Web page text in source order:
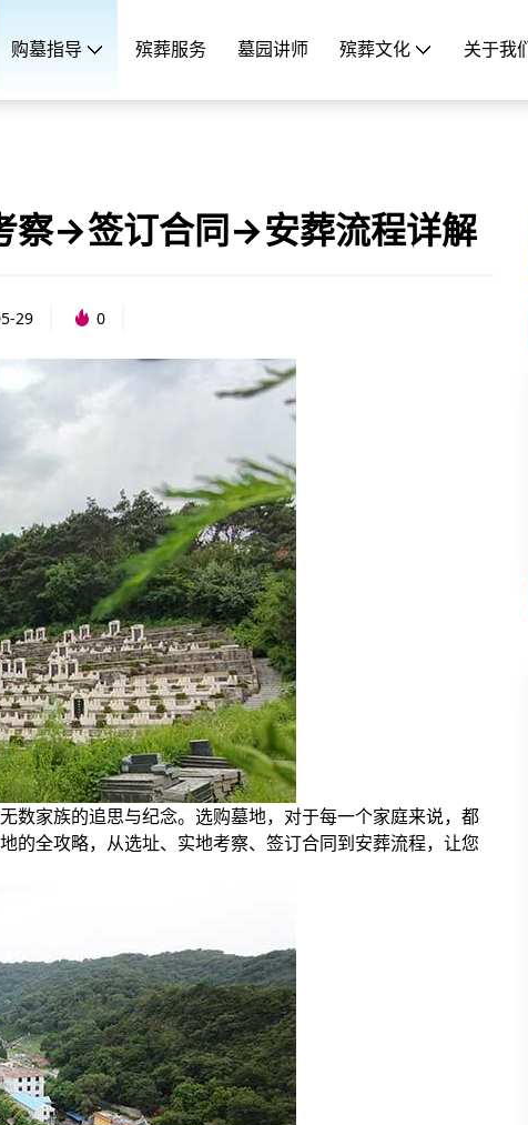
购墓指导 殡葬服务 墓园讲师 殡葬文化 关于我们
察→签订合同→安葬流程详解
29 0
数家族的追思与纪念。选购墓地，对于每一个家庭来说，都
的全攻略，从选址、实地考察、签订合同到安葬流程，让您